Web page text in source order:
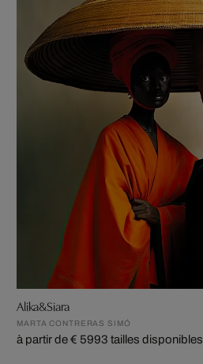
Alika&Siara
MARTA CONTRERAS SIMÓ
à partir de € 5993 tailles disponibles